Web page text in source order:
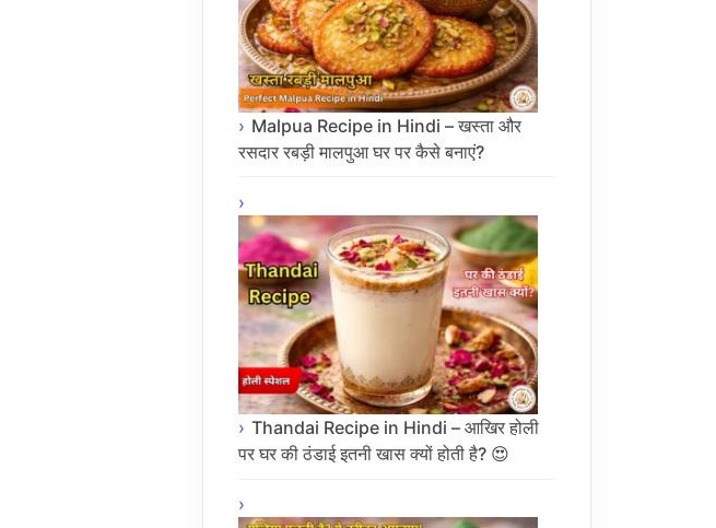
Malpua Recipe in Hindi – खस्ता और
रसदार रबड़ी मालपुआ घर पर कैसे बनाएं?
Thandai Recipe in Hindi – आखिर होली
पर घर की ठंडाई इतनी खास क्यों होती है? 😍